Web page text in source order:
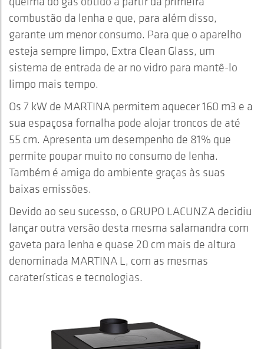
combustão da lenha e que, para além disso,
garante um menor consumo. Para que o aparelho
esteja sempre limpo, Extra Clean Glass, um
sistema de entrada de ar no vidro para mantê-lo
limpo mais tempo.
Os 7 kW de MARTINA permitem aquecer 160 m3 e a
sua espaçosa fornalha pode alojar troncos de até
55 cm. Apresenta um desempenho de 81% que
permite poupar muito no consumo de lenha.
Também é amiga do ambiente graças às suas
baixas emissões.
Devido ao seu sucesso, o GRUPO LACUNZA decidiu
lançar outra versão desta mesma salamandra com
gaveta para lenha e quase 20 cm mais de altura
denominada MARTINA L, com as mesmas
caraterísticas e tecnologias.